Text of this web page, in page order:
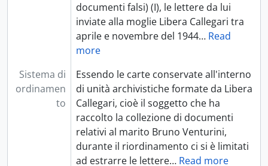
documenti falsi) (I), le lettere da lui
inviate alla moglie Libera Callegari tra
aprile e novembre del 1944… Read
more
Sistema di
ordinamen
to
Essendo le carte conservate all'interno
di unità archivistiche formate da Libera
Callegari, cioè il soggetto che ha
raccolto la collezione di documenti
relativi al marito Bruno Venturini,
durante il riordinamento ci si è limitati
ad estrarre le lettere… Read more